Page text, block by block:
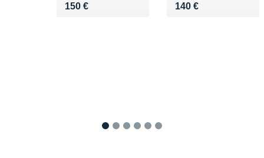
150 €
Vendu 150 € 140 €
Vendu 140 €